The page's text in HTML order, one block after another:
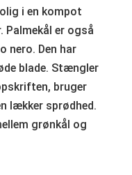
i en kompot
Palmekål er også
nero. Den har
blade. Stængler
bruger
lækker sprødhed.
grønkål og